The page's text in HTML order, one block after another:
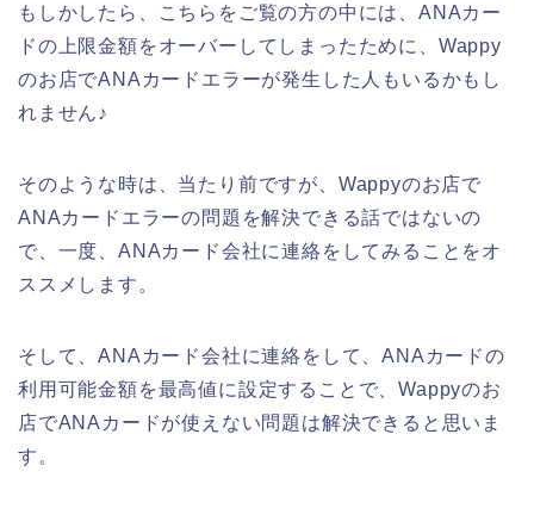
もしかしたら、こちらをご覧の方の中には、ANAカー
ドの上限金額をオーバーしてしまったために、Wappy
のお店でANAカードエラーが発生した人もいるかもし
れません♪
そのような時は、当たり前ですが、Wappyのお店で
ANAカードエラーの問題を解決できる話ではないの
で、一度、ANAカード会社に連絡をしてみることをオ
ススメします。
そして、ANAカード会社に連絡をして、ANAカードの
利用可能金額を最高値に設定することで、Wappyのお
店でANAカードが使えない問題は解決できると思いま
す。